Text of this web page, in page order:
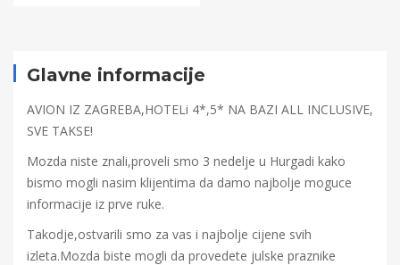
Glavne informacije
AVION IZ ZAGREBA,HOTELi 4*,5* NA BAZI ALL INCLUSIVE,
SVE TAKSE!
Mozda niste znali,proveli smo 3 nedelje u Hurgadi kako
bismo mogli nasim klijentima da damo najbolje moguce
informacije iz prve ruke.
Takodje,ostvarili smo za vas i najbolje cijene svih
izleta.Mozda biste mogli da provedete julske praznike